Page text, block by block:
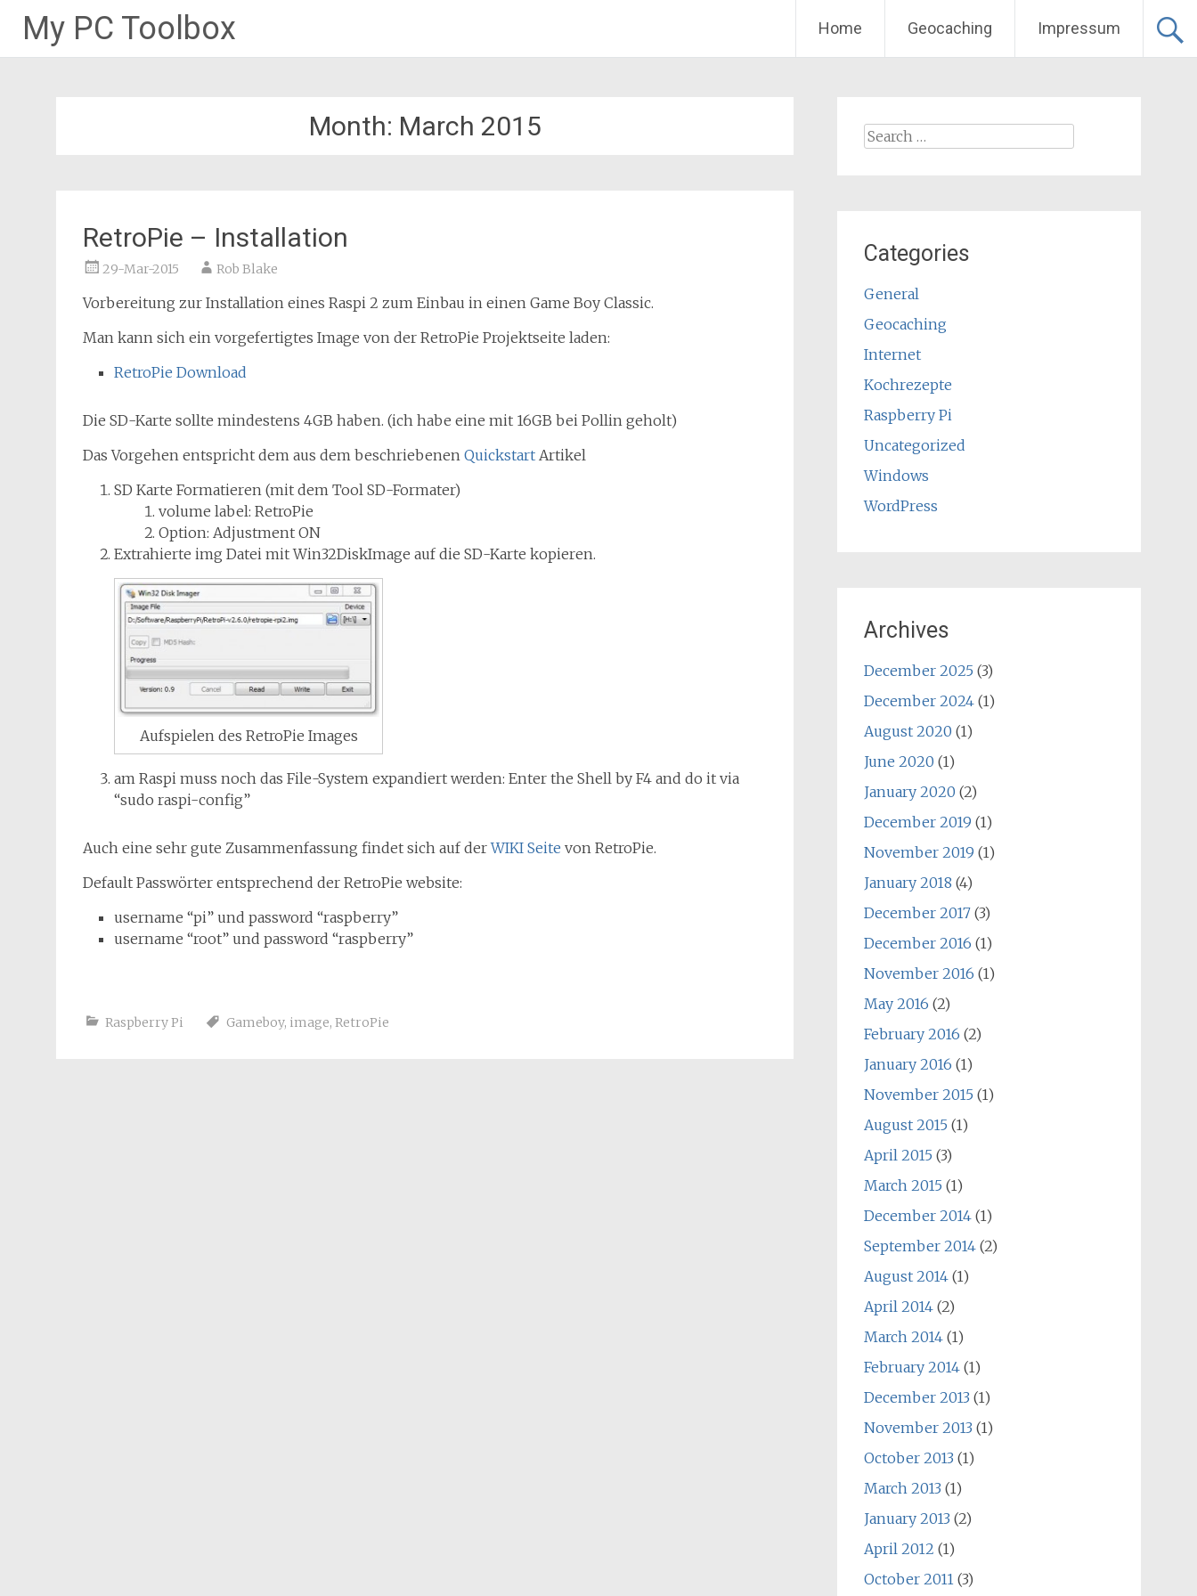
My PC Toolbox Home Geocaching Impressum
Month: March 2015
RetroPie – Installation
29-Mar-2015 Rob Blake
Vorbereitung zur Installation eines Raspi 2 zum Einbau in einen Game Boy Classic.
Man kann sich ein vorgefertigtes Image von der RetroPie Projektseite laden:
RetroPie Download
Die SD-Karte sollte mindestens 4GB haben. (ich habe eine mit 16GB bei Pollin geholt)
Das Vorgehen entspricht dem aus dem beschriebenen Quickstart Artikel
SD Karte Formatieren (mit dem Tool SD-Formater)
volume label: RetroPie
Option: Adjustment ON
Extrahierte img Datei mit Win32DiskImage auf die SD-Karte kopieren.
Aufspielen des RetroPie Images
am Raspi muss noch das File-System expandiert werden: Enter the Shell by F4 and do it via
“sudo raspi-config”
Auch eine sehr gute Zusammenfassung findet sich auf derWIKI Seite von RetroPie.
Default Passwörter entsprechend der RetroPie website:
username “pi” und password “raspberry”
username “root” und password “raspberry”
Raspberry Pi Gameboy, image, RetroPie
Search
Categories
General
Geocaching
Internet
Kochrezepte
Raspberry Pi
Uncategorized
Windows
WordPress
Archives
December 2025 (3)
December 2024(1)
August 2020 (1)
June 2020 (1)
January 2020 (2)
December 2019 (1)
November 2019 (1)
January 2018 (4)
December 2017(3)
December 2016 (1)
November 2016 (1)
May 2016 (2)
February 2016 (2)
January 2016 (1)
November 2015 (1)
August 2015 (1)
April 2015 (3)
March 2015 (1)
December 2014(1)
September 2014(2)
August 2014(1)
April 2014(2)
March 2014(1)
February 2014(1)
December 2013 (1)
November 2013 (1)
October 2013 (1)
March 2013 (1)
January 2013 (2)
April 2012 (1)
October 2011(3)